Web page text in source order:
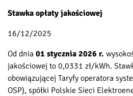
Stawka opłaty jakościowej
16/12/2025
Od dnia 01 stycznia 2026 r.
jakościowej to 0,0331 zł/kWh.
obowiązującej Taryfy operatora
OSP), spółki Polskie Sieci